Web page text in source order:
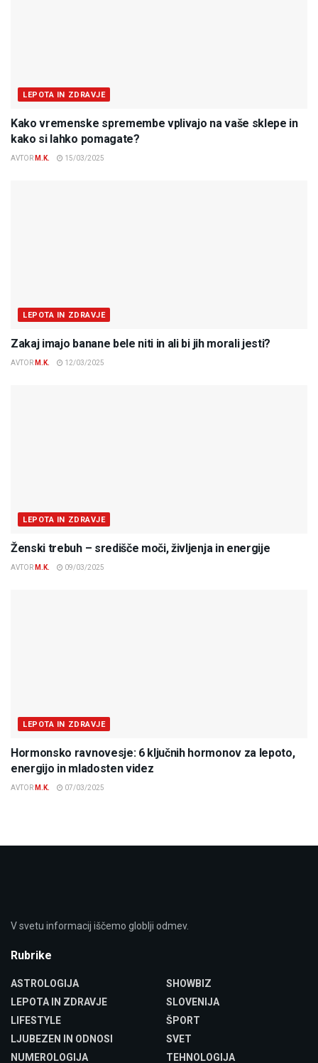
LEPOTA IN ZDRAVJE
Kako vremenske spremembe vplivajo na vaše sklepe in
kako si lahko pomagate?
AVTOR M.K. 15/03/2025
LEPOTA IN ZDRAVJE
Zakaj imajo banane bele niti in ali bi jih morali jesti?
AVTOR M.K. 12/03/2025
LEPOTA IN ZDRAVJE
Ženski trebuh – središče moči, življenja in energije
AVTOR M.K. 09/03/2025
LEPOTA IN ZDRAVJE
Hormonsko ravnovesje: 6 ključnih hormonov za lepoto,
energijo in mladosten videz
AVTOR M.K. 07/03/2025
V svetu informacij iščemo globlji odmev.
Rubrike
ASTROLOGIJA
LEPOTA IN ZDRAVJE
LIFESTYLE
LJUBEZEN IN ODNOSI
NUMEROLOGIJA
SHOWBIZ
SLOVENIJA
ŠPORT
SVET
TEHNOLOGIJA